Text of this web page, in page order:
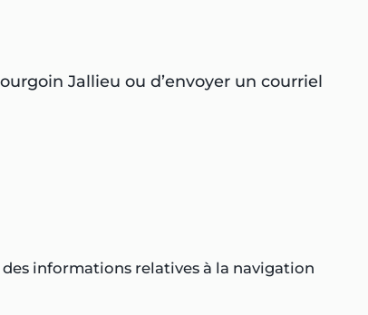
Jallieu ou d’envoyer un courriel
informations relatives à la navigation